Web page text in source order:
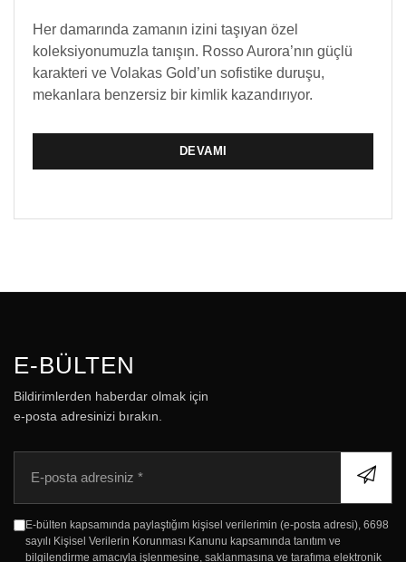
Her damarında zamanın izini taşıyan özel
koleksiyonumuzla tanışın. Rosso Aurora’nın güçlü
karakteri ve Volakas Gold’un sofistike duruşu,
mekanlara benzersiz bir kimlik kazandırıyor.
DEVAMI
E-BÜLTEN
Bildirimlerden haberdar olmak için
e-posta adresinizi bırakın.
o E-bülten kapsamında paylaştığım kişisel verilerimin (e-posta adresi), 6698
sayılı Kişisel Verilerin Korunması Kanunu kapsamında tanıtım ve
bilgilendirme amacıyla işlenmesine, saklanmasına ve tarafıma elektronik